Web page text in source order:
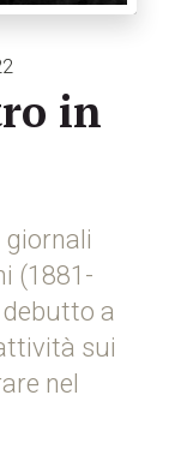
in
giornali
(1881-
a
sui
nel